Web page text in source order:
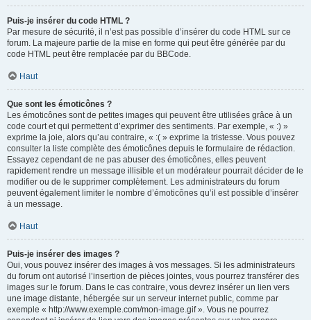
Puis-je insérer du code HTML ?
Par mesure de sécurité, il n’est pas possible d’insérer du code HTML sur ce
forum. La majeure partie de la mise en forme qui peut être générée par du
code HTML peut être remplacée par du BBCode.
Haut
Que sont les émoticônes ?
Les émoticônes sont de petites images qui peuvent être utilisées grâce à un
code court et qui permettent d’exprimer des sentiments. Par exemple, « :) »
exprime la joie, alors qu’au contraire, « :( » exprime la tristesse. Vous pouvez
consulter la liste complète des émoticônes depuis le formulaire de rédaction.
Essayez cependant de ne pas abuser des émoticônes, elles peuvent
rapidement rendre un message illisible et un modérateur pourrait décider de le
modifier ou de le supprimer complètement. Les administrateurs du forum
peuvent également limiter le nombre d’émoticônes qu’il est possible d’insérer
à un message.
Haut
Puis-je insérer des images ?
Oui, vous pouvez insérer des images à vos messages. Si les administrateurs
du forum ont autorisé l’insertion de pièces jointes, vous pourrez transférer des
images sur le forum. Dans le cas contraire, vous devrez insérer un lien vers
une image distante, hébergée sur un serveur internet public, comme par
exemple « http://www.exemple.com/mon-image.gif ». Vous ne pourrez